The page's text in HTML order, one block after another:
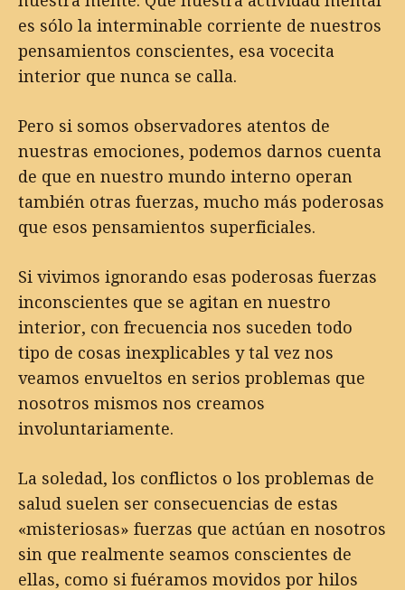
es sólo la interminable corriente de nuestros
pensamientos conscientes, esa vocecita
interior que nunca se calla.
Pero si somos observadores atentos de
nuestras emociones, podemos darnos cuenta
de que en nuestro mundo interno operan
también otras fuerzas, mucho más poderosas
que esos pensamientos superficiales.
Si vivimos ignorando esas poderosas fuerzas
inconscientes que se agitan en nuestro
interior, con frecuencia nos suceden todo
tipo de cosas inexplicables y tal vez nos
veamos envueltos en serios problemas que
nosotros mismos nos creamos
involuntariamente.
La soledad, los conflictos o los problemas de
salud suelen ser consecuencias de estas
«misteriosas» fuerzas que actúan en nosotros
sin que realmente seamos conscientes de
ellas, como si fuéramos movidos por hilos